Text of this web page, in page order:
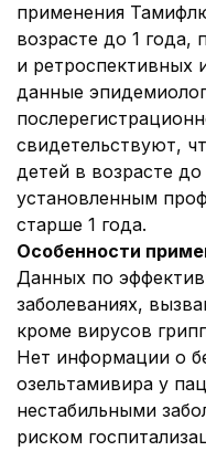
применения
возрасте до 1 года,
и ретроспективных
данные
свидетельствуют,
детей в возрасте
установленным
старше 1 года.
Особенности
Данных по
заболеваниях,
кроме вирусов
Нет информации о
озельтамивира у
нестабильными
риском